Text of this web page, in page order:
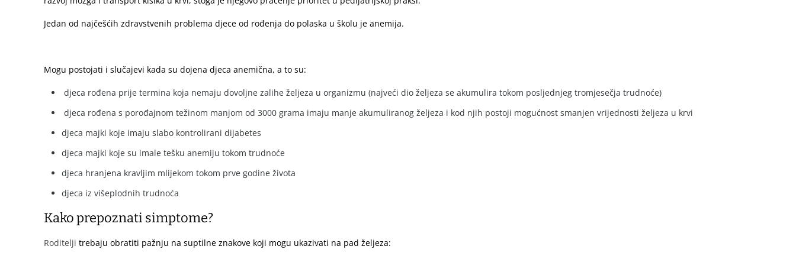
Jedan od najčešćih zdravstvenih problema djece od rođenja do polaska u školu je anemija.
Mogu postojati i slučajevi kada su dojena djeca anemična, a to su:
djeca rođena prije termina koja nemaju dovoljne zalihe željeza u organizmu (najveći dio željeza se akumulira tokom posljednjeg tromjesečja trudnoće)
djeca rođena s porođajnom težinom manjom od 3000 grama imaju manje akumuliranog željeza i kod njih postoji mogućnost smanjen vrijednosti željeza u krvi
djeca majki koje imaju slabo kontrolirani dijabetes
djeca majki koje su imale tešku anemiju tokom trudnoće
djeca hranjena kravljim mlijekom tokom prve godine života
djeca iz višeplodnih trudnoća
Kako prepoznati simptome?
Roditelji trebaju obratiti pažnju na suptilne znakove koji mogu ukazivati na pad željeza: